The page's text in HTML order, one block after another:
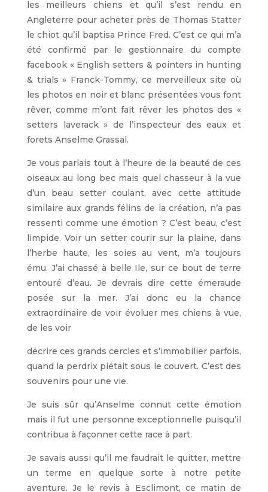
les meilleurs chiens et qu’il s’est rendu en
Angleterre pour acheter près de Thomas Statter
le chiot qu’il baptisa Prince Fred. C’est ce qui m’a
été confirmé par le gestionnaire du compte
facebook « English setters & pointers in hunting
& trials » Franck-Tommy, ce merveilleux site où
les photos en noir et blanc présentées vous font
rêver, comme m’ont fait rêver les photos des «
setters laverack » de l’inspecteur des eaux et
forets Anselme Grassal.
Je vous parlais tout à l’heure de la beauté de ces
oiseaux au long bec mais quel chasseur à la vue
d’un beau setter coulant, avec cette attitude
similaire aux grands félins de la création, n’a pas
ressenti comme une émotion ? C’est beau, c’est
limpide. Voir un setter courir sur la plaine, dans
l’herbe haute, les soies au vent, m’a toujours
ému. J’ai chassé à belle Ile, sur ce bout de terre
entouré d’eau. Je devrais dire cette émeraude
posée sur la mer. J’ai donc eu la chance
extraordinaire de voir évoluer mes chiens à vue,
de les voir
décrire ces grands cercles et s’immobilier parfois,
quand la perdrix piétait sous le couvert. C’est des
souvenirs pour une vie.
Je suis sûr qu’Anselme connut cette émotion
mais il fut une personne exceptionnelle puisqu’il
contribua à façonner cette race à part.
Je savais aussi qu’il me faudrait le quitter, mettre
un terme en quelque sorte à notre petite
aventure. Je le revis à Esclimont, ce matin de